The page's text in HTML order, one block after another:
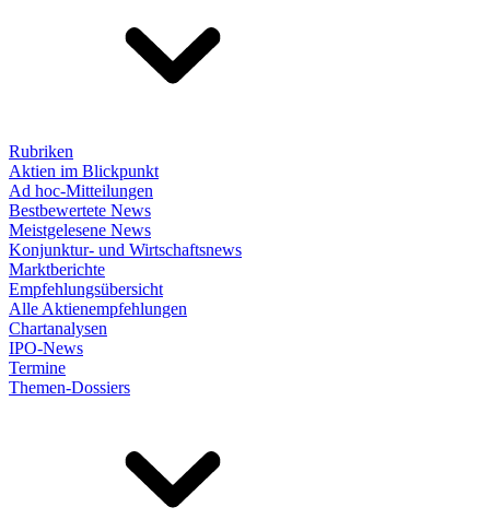
Rubriken
Aktien im Blickpunkt
Ad hoc-Mitteilungen
Bestbewertete News
Meistgelesene News
Konjunktur- und Wirtschaftsnews
Marktberichte
Empfehlungsübersicht
Alle Aktienempfehlungen
Chartanalysen
IPO-News
Termine
Themen-Dossiers